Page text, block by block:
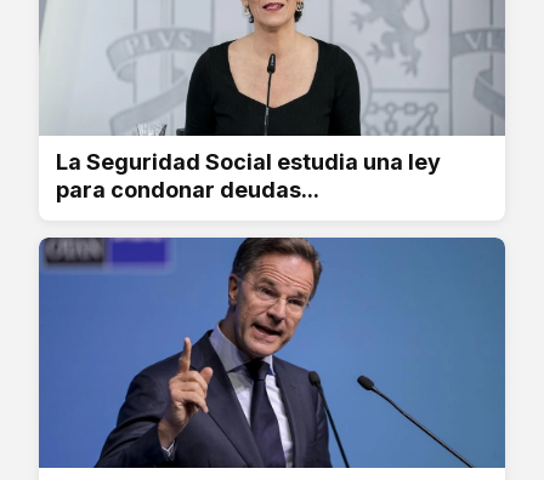
La Seguridad Social estudia una ley
para condonar deudas...